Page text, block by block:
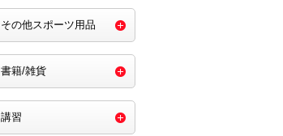
その他スポーツ用品
書籍/雑貨
講習